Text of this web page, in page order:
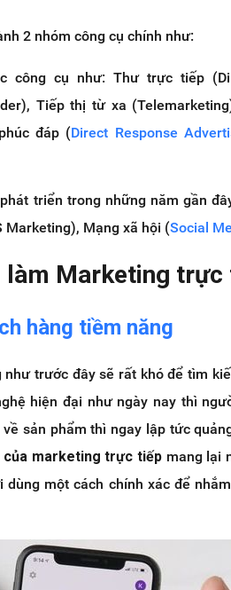
2 nhóm công cụ chính như:
công cụ như: Thư trực tiếp
Tiếp thị từ xa
đáp (Direct Response
triển trong những năm gần
Marketing), Mạng xã hội (Social
làm Marketing trực
hàng tiềm năng
trước đây sẽ rất khó để tìm
hiện đại như ngày nay thì
sản phẩm thì ngay lập tức
của marketing trực tiếp mang lại
một cách chính xác để